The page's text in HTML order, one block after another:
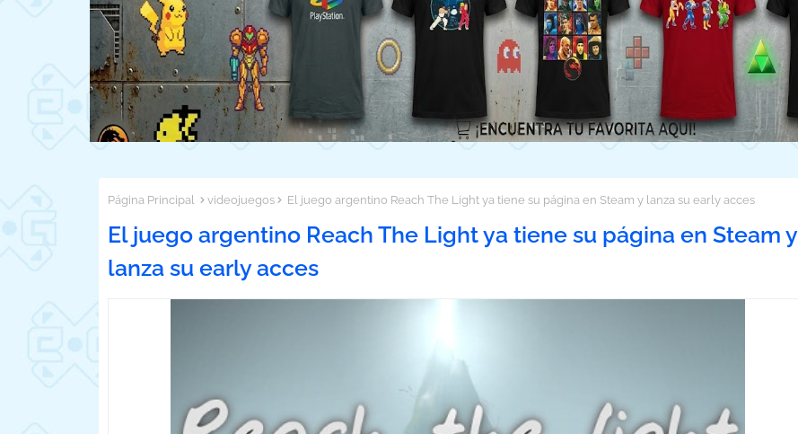
Página Principal videojuegos El juego argentino Reach The Light ya tiene su página en Steam y lanza su early acces
El juego argentino Reach The Light ya tiene su página en Steam y
lanza su early acces